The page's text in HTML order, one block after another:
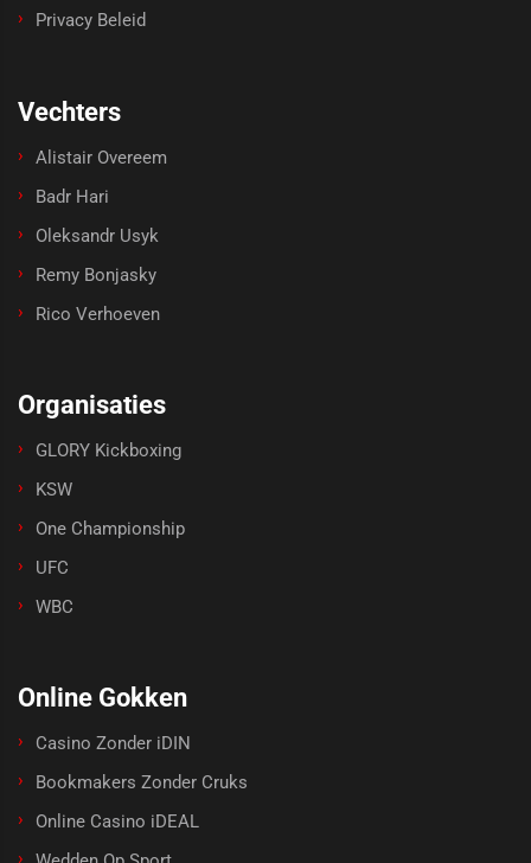
Privacy Beleid
Vechters
Alistair Overeem
Badr Hari
Oleksandr Usyk
Remy Bonjasky
Rico Verhoeven
Organisaties
GLORY Kickboxing
KSW
One Championship
UFC
WBC
Online Gokken
Casino Zonder iDIN
Bookmakers Zonder Cruks
Online Casino iDEAL